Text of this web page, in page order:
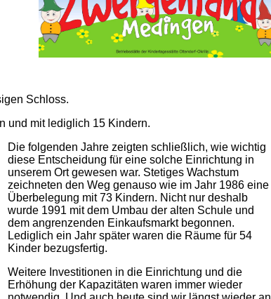
Schloss.
und mit lediglich 15 Kindern.
Die folgenden Jahre zeigten schließlich, wie wichtig
diese Entscheidung für eine solche Einrichtung in
unserem Ort gewesen war. Stetiges Wachstum
zeichneten den Weg genauso wie im Jahr 1986 eine
Überbelegung mit 73 Kindern. Nicht nur deshalb
wurde 1991 mit dem Umbau der alten Schule und
dem angrenzenden Einkaufsmarkt begonnen.
Lediglich ein Jahr später waren die Räume für 54
Kinder bezugsfertig.
Weitere Investitionen in die Einrichtung und die
Erhöhung der Kapazitäten waren immer wieder